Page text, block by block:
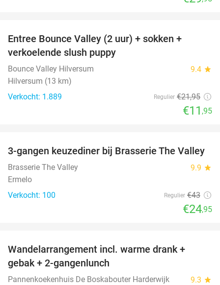
Entree Bounce Valley (2 uur) + sokken +
verkoelende slush puppy
Bounce Valley Hilversum 9.4 star
Hilversum (13 km)
Verkocht: 1.889
Regulier €21,95
€11 ,95
42%
3-gangen keuzediner bij Brasserie The Valley
Brasserie The Valley 9.9 star
Ermelo
Verkocht: 100
Regulier €43
€24,95
Wandelarrangement incl. warme drank +
gebak + 2-gangenlunch
Pannenkoekenhuis De Boskabouter Harderwijk 9.3 star